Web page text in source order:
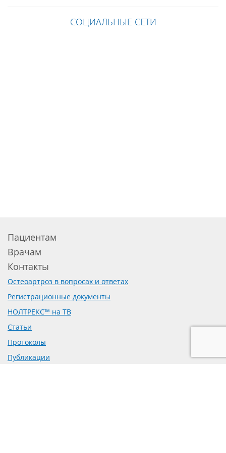
СОЦИАЛЬНЫЕ СЕТИ
Пациентам
Врачам
Контакты
Остеоартроз в вопросах и ответах
Регистрационные документы
НОЛТРЕКС™ на ТВ
Статьи
Протоколы
Публикации